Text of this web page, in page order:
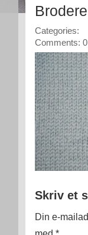
Categories:
Comments: 0
Skriv et
Din e-